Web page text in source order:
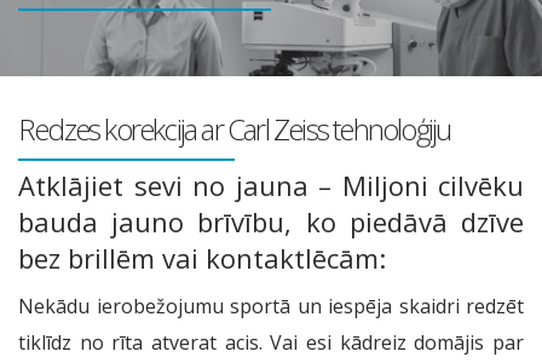
Redzes korekcija ar Carl Zeiss tehnoloģiju
Atklājiet sevi no jauna – Miljoni cilvēku
bauda jauno brīvību, ko piedāvā dzīve
bez brillēm vai kontaktlēcām:
Nekādu ierobežojumu sportā un iespēja skaidri redzēt
tiklīdz no rīta atverat acis. Vai esi kādreiz domājis par